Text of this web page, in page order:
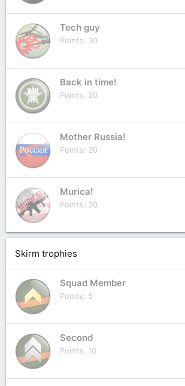
Tech guy
Points 30
Back in time!
Points 20
Mother Russia!
Points 20
Murica!
Points 20
Skirm trophies
Squad Member
Points 5
Second
Points 10